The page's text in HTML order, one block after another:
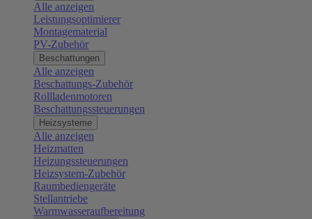
Alle anzeigen
Leistungsoptimierer
Montagematerial
PV-Zubehör
Beschattungen
Alle anzeigen
Beschattungs-Zubehör
Rollladenmotoren
Beschattungssteuerungen
Heizsysteme
Alle anzeigen
Heizmatten
Heizungssteuerungen
Heizsystem-Zubehör
Raumbediengeräte
Stellantriebe
Warmwasseraufbereitung